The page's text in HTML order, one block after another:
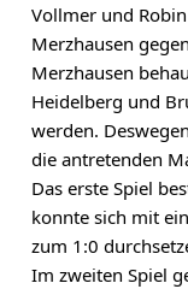
Vollmer und
Merzhausen
Merzhausen
Heidelberg und
werden.
die antretenden
Das erste Spiel
konnte sich mit
zum 1:0
Im zweiten Spiel